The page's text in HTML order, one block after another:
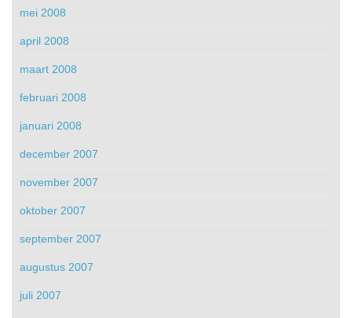
mei 2008
april 2008
maart 2008
februari 2008
januari 2008
december 2007
november 2007
oktober 2007
september 2007
augustus 2007
juli 2007